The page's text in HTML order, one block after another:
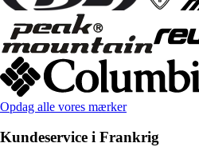
Opdag alle vores mærker
Kundeservice i Frankrig